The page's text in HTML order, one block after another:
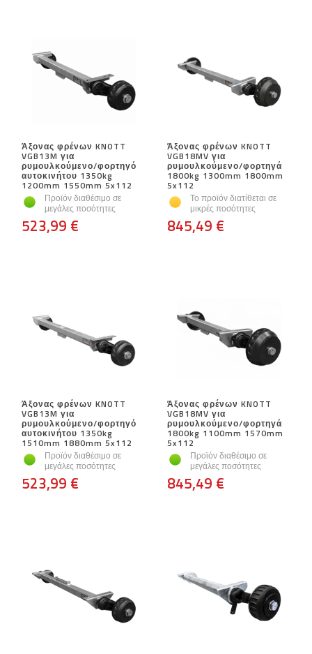
Άξονας φρένων KNOTT
VGB13M για
ρυμουλκούμενο/φορτηγό
αυτοκινήτου 1350kg
1200mm 1550mm 5x112
Προϊόν διαθέσιμο σε
μεγάλες ποσότητες
523,99 €
Άξονας φρένων KNOTT
VGB18MV για
ρυμουλκούμενο/φορτηγά
1800kg 1300mm 1800mm
5x112
Το προϊόν διατίθεται σε
μικρές ποσότητες
845,49 €
Άξονας φρένων KNOTT
VGB13M για
ρυμουλκούμενο/φορτηγό
αυτοκινήτου 1350kg
1510mm 1880mm 5x112
Προϊόν διαθέσιμο σε
μεγάλες ποσότητες
523,99 €
Άξονας φρένων KNOTT
VGB18MV για
ρυμουλκούμενο/φορτηγά
1800kg 1100mm 1570mm
5x112
Προϊόν διαθέσιμο σε
μεγάλες ποσότητες
845,49 €